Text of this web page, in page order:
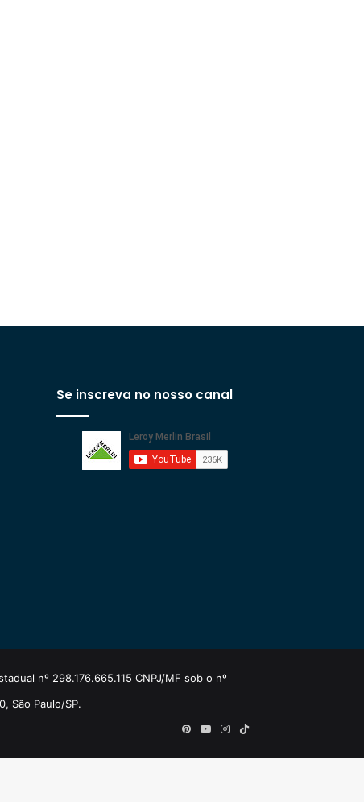
Se inscreva no nosso canal
nº 298.176.665.115 CNPJ/MF sob o nº
São Paulo/SP.
PinterestYouTubeInstagram
TikTok